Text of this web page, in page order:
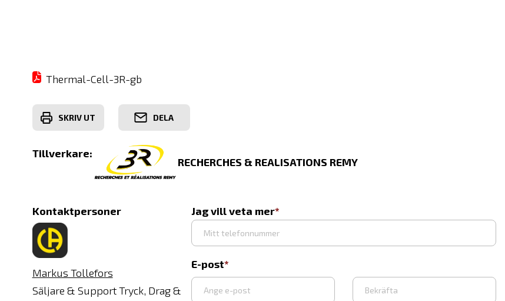
Thermal-Cell-3R-gb
SKRIV UT DELA
Tillverkare:
RECHERCHES & REALISATIONS REMY
Kontaktpersoner
Markus Tollefors
Säljare & Support Tryck, Drag &
Jag vill veta mer
E-post